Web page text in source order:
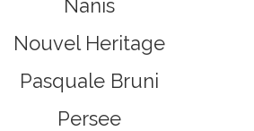
Nanis
Nouvel Heritage
Pasquale Bruni
Persee